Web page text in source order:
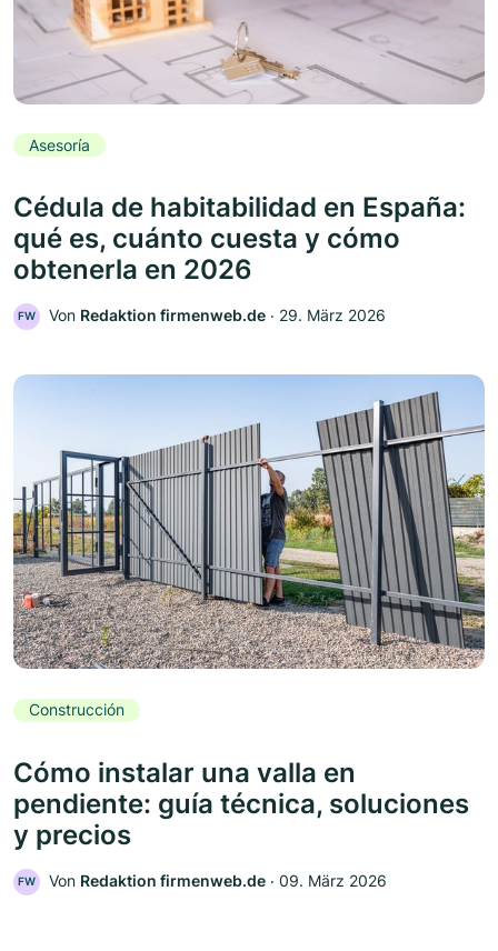
Asesoría
Cédula de habitabilidad en España:
qué es, cuánto cuesta y cómo
obtenerla en 2026
FW Von Redaktion firmenweb.de ‧ 29. März 2026
Construcción
Cómo instalar una valla en
pendiente: guía técnica, soluciones
y precios
FW Von Redaktion firmenweb.de ‧ 09. März 2026